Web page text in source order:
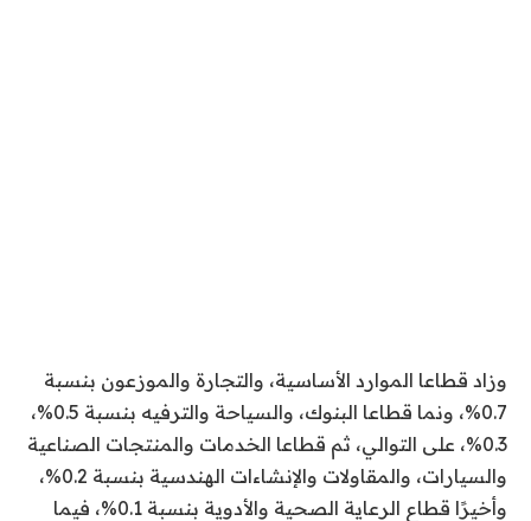
وزاد قطاعا الموارد الأساسية، والتجارة والموزعون بنسبة
0.7%، ونما قطاعا البنوك، والسياحة والترفيه بنسبة 0.5%،
0.3%، على التوالي، ثم قطاعا الخدمات والمنتجات الصناعية
والسيارات، والمقاولات والإنشاءات الهندسية بنسبة 0.2%،
وأخيرًا قطاع الرعاية الصحية والأدوية بنسبة 0.1%، فيما